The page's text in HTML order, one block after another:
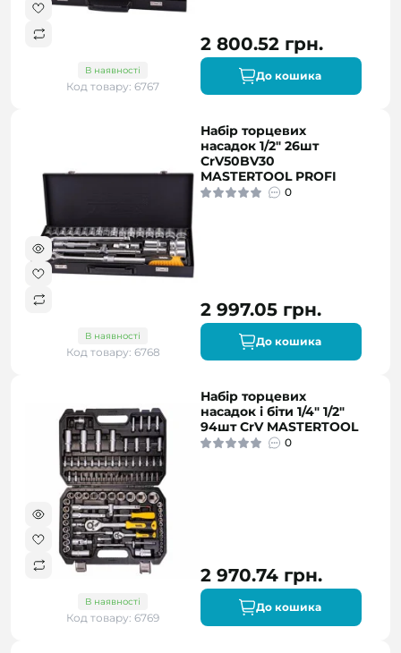
В наявності
Код товару: 6767
2 800.52 грн.
До кошика
В наявності
Код товару: 6768
Набір торцевих
насадок 1/2" 26шт
CrV50BV30
MASTERTOOL PROFI
0
2 997.05 грн.
До кошика
В наявності
Код товару: 6769
Набір торцевих
насадок і біти 1/4" 1/2"
94шт CrV MASTERTOOL
0
2 970.74 грн.
До кошика